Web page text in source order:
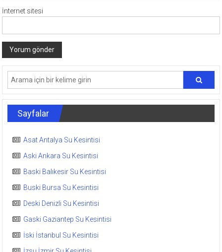
İnternet sitesi
Sayfalar
Asat Antalya Su Kesintisi
Aski Ankara Su Kesintisi
Baski Balıkesir Su Kesintisi
Buski Bursa Su Kesintisi
Deski Denizli Su Kesintisi
Gaski Gaziantep Su Kesintisi
İski İstanbul Su Kesintisi